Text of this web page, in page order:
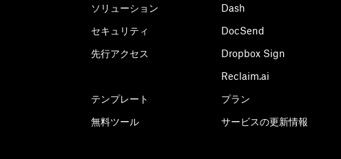
ソリューション
セキュリティ
先行アクセス
テンプレート
無料ツール
Dash
DocSend
Dropbox Sign
Reclaim.ai
プラン
サービスの更新情報